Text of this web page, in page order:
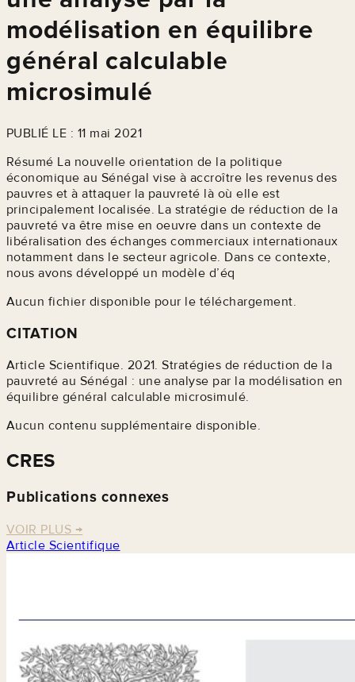
modélisation en équilibre
général calculable
microsimulé
PUBLIÉ LE : 11 mai 2021
Résumé La nouvelle orientation de la politique
économique au Sénégal vise à accroître les revenus des
pauvres et à attaquer la pauvreté là où elle est
principalement localisée. La stratégie de réduction de la
pauvreté va être mise en oeuvre dans un contexte de
libéralisation des échanges commerciaux internationaux
notamment dans le secteur agricole. Dans ce contexte,
nous avons développé un modèle d’éq
Aucun fichier disponible pour le téléchargement.
CITATION
Article Scientifique. 2021. Stratégies de réduction de la
pauvreté au Sénégal : une analyse par la modélisation en
équilibre général calculable microsimulé.
Aucun contenu supplémentaire disponible.
CRES
Publications connexes
VOIR PLUS →
Article Scientifique